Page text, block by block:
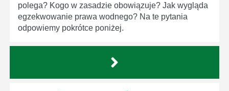
polega? Kogo w zasadzie obowiązuje? Jak wygląda
egzekwowanie prawa wodnego? Na te pytania
odpowiemy pokrótce poniżej.